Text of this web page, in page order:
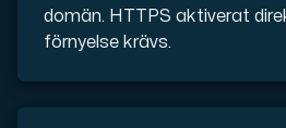
Dedikerade servrar med
domän. HTTPS aktiverat
förnyelse krävs.